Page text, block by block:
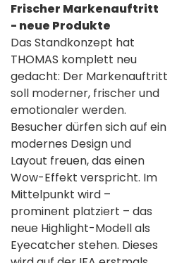
Frischer Markenauftritt
- neue Produkte
Das Standkonzept hat
THOMAS komplett neu
gedacht: Der Markenauftritt
soll moderner, frischer und
emotionaler werden.
Besucher dürfen sich auf ein
modernes Design und
Layout freuen, das einen
Wow-Effekt verspricht. Im
Mittelpunkt wird –
prominent platziert – das
neue Highlight-Modell als
Eyecatcher stehen. Dieses